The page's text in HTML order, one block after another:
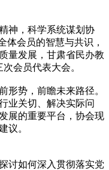
神，科学系统谋划协
体会员的智慧与共识，
量发展，甘肃省民办教
会员代表大会。
形势，前瞻未来路径。
业关切、解决实际问
展的重要平台，协会现
议。
讨如何深入贯彻落实党